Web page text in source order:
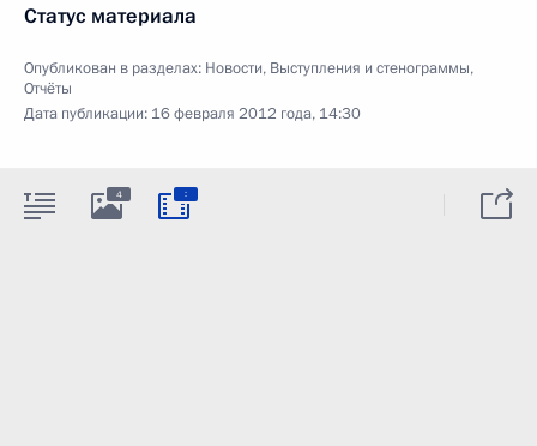
Статус материала
Опубликован в разделах: Новости, Выступления и стенограммы,
Отчёты
Дата публикации: 16 февраля 2012 года, 14:30
4 :